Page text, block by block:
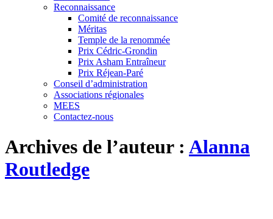
Reconnaissance
Comité de reconnaissance
Méritas
Temple de la renommée
Prix Cédric-Grondin
Prix Asham Entraîneur
Prix Réjean-Paré
Conseil d’administration
Associations régionales
MEES
Contactez-nous
Archives de l’auteur : Alanna
Routledge